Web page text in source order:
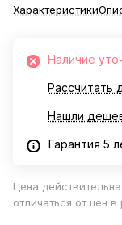
Характеристики
Наличие
Рассчитать
Нашли
Гарантия 5
Цена
отличаться от цен